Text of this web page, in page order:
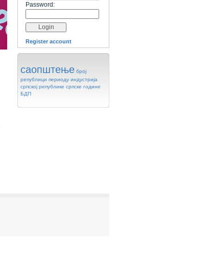
Password:
Register account
саопштење број
републици периоду индустрија
српској републике српске године
БДП